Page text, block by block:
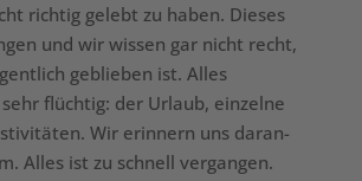
richtig gelebt zu haben. Dieses
und wir wissen gar nicht recht,
geblieben ist. Alles
flüchtig: der Urlaub, einzelne
Wir erinnern uns daran-
Alles ist zu schnell vergangen.